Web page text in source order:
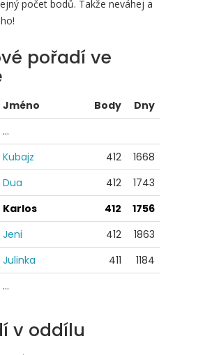
počet bodů. Takže neváhej a
pořadí ve
Jméno Body
Dny
...
Kubajz 412
1668
Dua 412
1743
Karlos 412
1756
Jeni 412
1863
Julinka 411
1184
...
v oddílu